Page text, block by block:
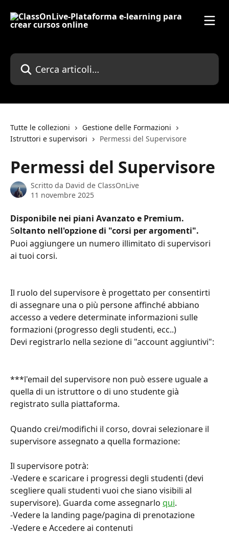
Cerca articoli…
Tutte le collezioni
Gestione delle Formazioni
Istruttori e supervisori
Permessi del Supervisore
Permessi del Supervisore
Scritto da David de ClassOnLive
11 novembre 2025
Disponibile nei piani Avanzato e Premium.
Soltanto nell'opzione di "corsi per argomenti".
Puoi aggiungere un numero illimitato di supervisori
ai tuoi corsi.
Il ruolo del supervisore è progettato per consentirti
di assegnare una o più persone affinché abbiano
accesso a vedere determinate informazioni sulle
formazioni (progresso degli studenti, ecc..)
Devi registrarlo nella sezione di "account aggiuntivi":
***l'email del supervisore non può essere uguale a
quella di un istruttore o di uno studente già
registrato sulla piattaforma.
Quando crei/modifichi il corso, dovrai selezionare il
supervisore assegnato a quella formazione:
Il supervisore potrà:
-Vedere e scaricare i progressi degli studenti (devi
scegliere quali studenti vuoi che siano visibili al
supervisore). Guarda come assegnarlo qui.
-Vedere la landing page/pagina di prenotazione
-Vedere e Accedere ai contenuti